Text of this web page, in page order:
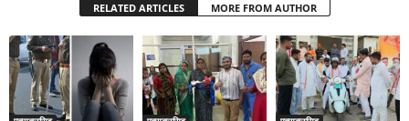
RELATED ARTICLES MORE FROM AUTHOR